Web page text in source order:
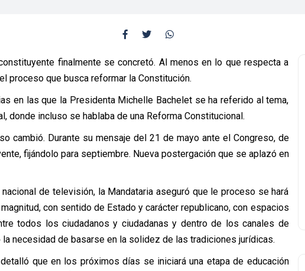
finalmente se concretó. Al menos en lo que respecta a
proceso que busca reformar la Constitución.
en las que la Presidenta Michelle Bachelet se ha referido al tema,
donde incluso se hablaba de una Reforma Constitucional.
cambió. Durante su mensaje del 21 de mayo ante el Congreso, de
fijándolo para septiembre. Nueva postergación que se aplazó en
de televisión, la Mandataria aseguró que le proceso se hará
con sentido de Estado y carácter republicano, con espacios
todos los ciudadanos y ciudadanas y dentro de los canales de
necesidad de basarse en la solidez de las tradiciones jurídicas.
que en los próximos días se iniciará una etapa de educación